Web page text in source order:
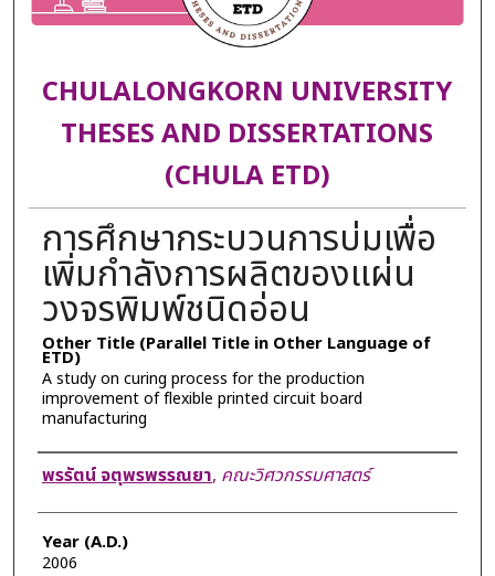
CHULALONGKORN UNIVERSITY
THESES AND DISSERTATIONS
(CHULA ETD)
การศึกษากระบวนการบ่มเพื่อ
เพิ่มกำลังการผลิตของแผ่น
วงจรพิมพ์ชนิดอ่อน
Other Title (Parallel Title in Other Language of
ETD)
A study on curing process for the production
improvement of flexible printed circuit board
manufacturing
Author
พรรัตน์ จตุพรพรรณยา, คณะวิศวกรรมศาสตร์
Year (A.D.)
2006